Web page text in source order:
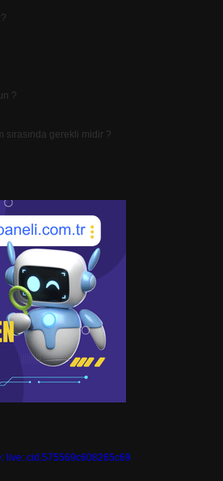
?
sırasında gerekli midir ?
live:.cid.575569c608265c69